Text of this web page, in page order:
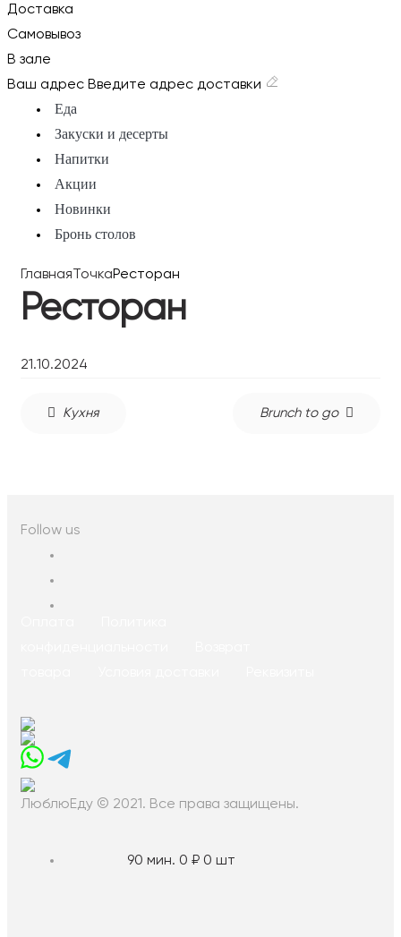
Доставка
Самовывоз
В зале
Ваш адрес Введите адрес доставки
Еда
Закуски и десерты
Напитки
Акции
Новинки
Бронь столов
Главная ТочкаРесторан
Ресторан
21.10.2024
Навигация
Кухня Brunch to go
Follow us
ЛюблюЕду © 2021. Все права защищены.
90 мин. 0 ₽ 0 шт